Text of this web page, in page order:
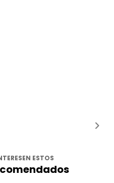
ESTOS